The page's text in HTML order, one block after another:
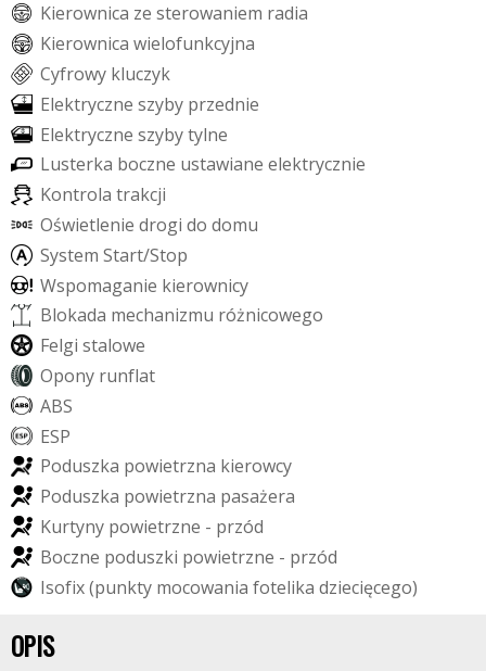
Kierownica ze sterowaniem radia
Kierownica wielofunkcyjna
Cyfrowy kluczyk
Elektryczne szyby przednie
Elektryczne szybytylne
Lusterka boczne ustawiane elektrycznie
Kontrola trakcji
Oświetlenie drogi do domu
System Start/Stop
Wspomaganie kierownicy
Blokada mechanizmu różnicowego
Felgi stalowe
Opony runflat
ABS
ESP
Poduszka powietrzna kierowcy
Poduszka powietrzna pasażera
Kurtyny powietrzne - przód
Boczne poduszki powietrzne - przód
Isofix(punkty mocowania fotelika dziecięcego)
OPIS